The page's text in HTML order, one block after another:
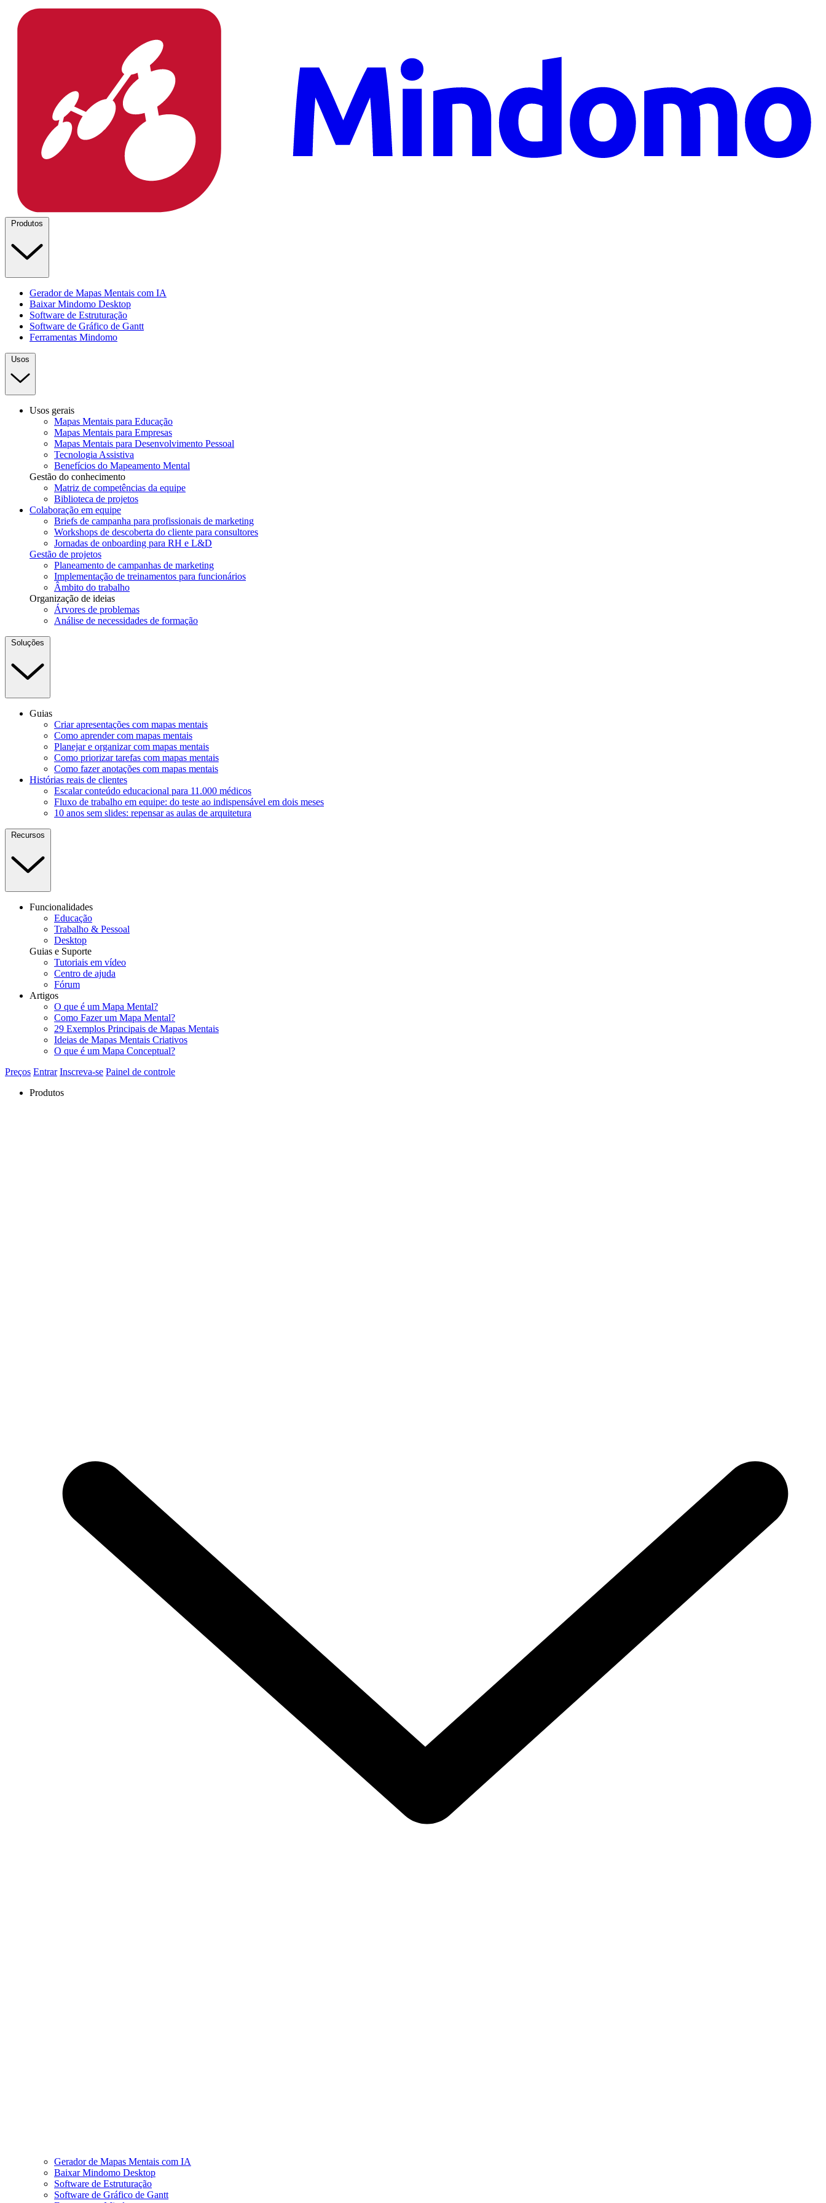
Produtos
Gerador de Mapas Mentais com IA
Baixar Mindomo Desktop
Software de Estruturação
Software de Gráfico de Gantt
Ferramentas Mindomo
Usos
Usos gerais
Mapas Mentais para Educação
Mapas Mentais para Empresas
Mapas Mentais para Desenvolvimento Pessoal
Tecnologia Assistiva
Benefícios do Mapeamento Mental
Gestão do conhecimento
Matriz de competências da equipe
Biblioteca de projetos
Colaboração em equipe
Briefs de campanha para profissionais de marketing
Workshops de descoberta do cliente para consultores
Jornadas de onboarding para RH e L&D
Gestão de projetos
Planeamento de campanhas de marketing
Implementação de treinamentos para funcionários
Âmbito do trabalho
Organização de ideias
Árvores de problemas
Análise de necessidades de formação
Soluções
Guias
Criar apresentações com mapas mentais
Como aprender com mapas mentais
Planejar e organizar com mapas mentais
Como priorizar tarefas com mapas mentais
Como fazer anotações com mapas mentais
Histórias reais de clientes
Escalar conteúdo educacional para 11.000 médicos
Fluxo de trabalho em equipe: do teste ao indispensável em dois meses
10 anos sem slides: repensar as aulas de arquitetura
Recursos
Funcionalidades
Educação
Trabalho & Pessoal
Desktop
Guias e Suporte
Tutoriais em vídeo
Centro de ajuda
Fórum
Artigos
O que é um Mapa Mental?
Como Fazer um Mapa Mental?
29 Exemplos Principais de Mapas Mentais
Ideias de Mapas Mentais Criativos
O que é um Mapa Conceptual?
Preços Entrar Inscreva-se Painel de controle
Produtos
Gerador de Mapas Mentais com IA
Baixar Mindomo Desktop
Software de Estruturação
Software de Gráfico de Gantt